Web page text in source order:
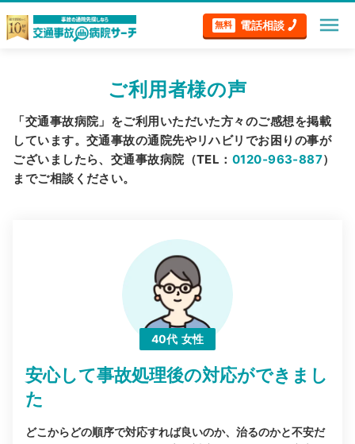
無料 電話相談 menu
ご利用者様の声
「交通事故病院」をご利用いただいた方々のご感想を掲載
しています。交通事故の通院先やリハビリでお困りの事が
ございましたら、交通事故病院（TEL： 0120‐963‐887）
までご相談ください。
40代 女性
安心して事故処理後の対応ができまし
た
どこからどの順序で対応すれば良いのか、治るのかと不安だ